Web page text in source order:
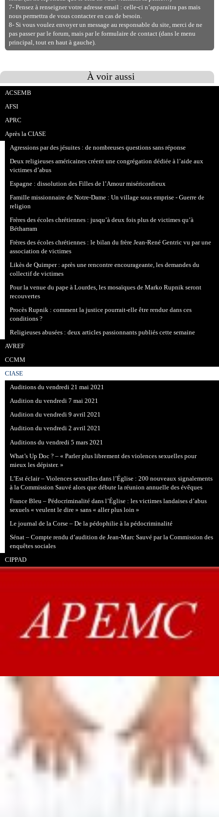
7- Pensez à renseigner votre adresse email : celle-ci n’apparaitra pas mais
nous permettra de vous contacter en cas de besoin.
8- Si vous voulez envoyer un message au responsable du site, merci de ne
pas passer par le forum, mais par le formulaire de contact (dans le menu
principal, tout en haut à gauche).
À voir aussi
ACSEMB
AFSI
APRC
Après la CIASE
Agressions par des jésuites : de nombreuses questions sans réponse
Deux religieuses américaines créent une congrégation dédiée à l’aide aux
victimes d’abus
Espagne : dissolution des Filles de l’Amour miséricordieux
Famille missionnaire de Notre-Dame : Un village sous emprise - Guerre de
religion
Frères des écoles chrétiennes : jusqu’à deux fois plus de victimes qu’à
Bétharram
Frères des écoles chrétiennes : le bilan du frère Jean-René Gentric vu par une
association de victimes
Likès de Quimper : après une rencontre encourageante, les demandes du
collectif de victimes
Pour la venue du pape à Lourdes, les mosaïques de Marko Rupnik seront
recouvertes
Procès Rupnik : comment la justice pourrait-elle être rendue dans ces
conditions ?
Religieuses abusées : deux articles passionnants publiés cette semaine
AVREF
CCMM
CIASE
Auditions du vendredi 21 mai 2021
Audition du vendredi 7 mai 2021
Audition du vendredi 9 avril 2021
Audition du vendredi 2 avril 2021
Auditions du vendredi 5 mars 2021
What’s Up Doc ? – « Parler plus librement des violences sexuelles pour
mieux les dépister. »
L’Est éclair – Violences sexuelles dans l’Église : 200 nouveaux signalements
à la Commission Sauvé alors que débute la réunion annuelle des évêques
France Bleu – Pédocriminalité dans l’Église : les victimes landaises d’abus
sexuels « veulent le dire » sans « aller plus loin »
Le journal de la Corse – De la pédophilie à la pédocriminalité
Sénat – Compte rendu d’audition de Jean-Marc Sauvé par la Commission des
enquêtes sociales
CIPPAD